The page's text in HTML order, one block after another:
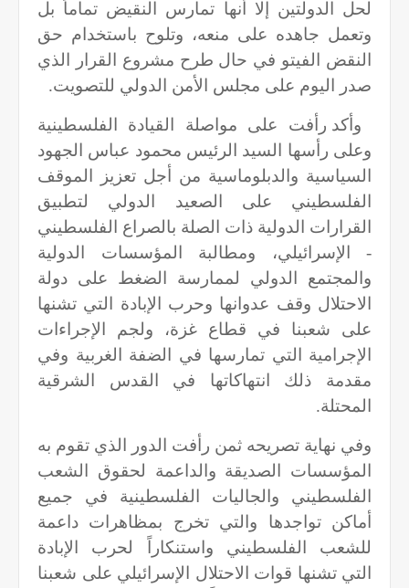
لحل الدولتين إلا أنها تمارس النقيض تماماً بل
وتعمل جاهده على منعه، وتلوح باستخدام حق
النقض الفيتو في حال طرح مشروع القرار الذي
صدر اليوم على مجلس الأمن الدولي للتصويت.
وأكد رأفت على مواصلة القيادة الفلسطينية
وعلى رأسها السيد الرئيس محمود عباس الجهود
السياسية والدبلوماسية من أجل تعزيز الموقف
الفلسطيني على الصعيد الدولي لتطبيق
القرارات الدولية ذات الصلة بالصراع الفلسطيني
- الإسرائيلي، ومطالبة المؤسسات الدولية
والمجتمع الدولي لممارسة الضغط على دولة
الاحتلال وقف عدوانها وحرب الإبادة التي تشنها
على شعبنا في قطاع غزة، ولجم الإجراءات
الإجرامية التي تمارسها في الضفة الغربية وفي
مقدمة ذلك انتهاكاتها في القدس الشرقية
المحتلة.
وفي نهاية تصريحه ثمن رأفت الدور الذي تقوم به
المؤسسات الصديقة والداعمة لحقوق الشعب
الفلسطيني والجاليات الفلسطينية في جميع
أماكن تواجدها والتي تخرج بمظاهرات داعمة
للشعب الفلسطيني واستنكاراً لحرب الإبادة
التي تشنها قوات الاحتلال الإسرائيلي على شعبنا